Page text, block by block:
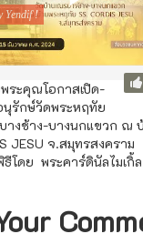
ระคุณโอกาสเปิด-
นุรักษ์วัดพระหฤทัย
างช้าง-บางนกแขวก ณ
JESU จ.สมุทรสงคราม
ธีโดย พระคาร์ดินัลไมเ